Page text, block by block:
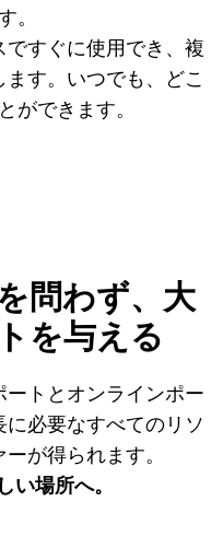
。
すぐに使用でき、複
す。いつでも、どこ
ができます。
問わず、大
を与える
トとオンラインポー
必要なすべてのリソ
が得られます。
い場所へ。